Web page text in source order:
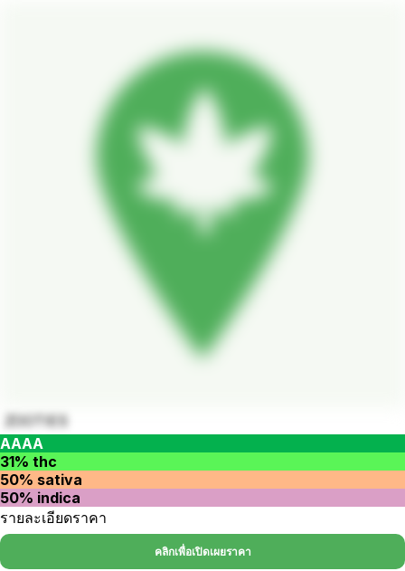
ZOOTIES
AAAA
31% thc
50% sativa
50% indica
รายละเอียดราคา
คลิกเพื่อเปิดเผยราคา